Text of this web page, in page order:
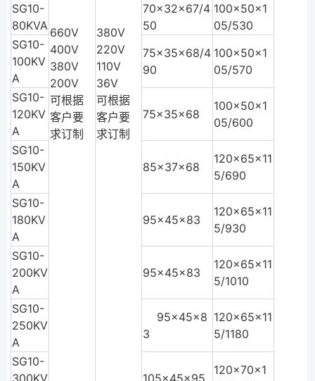
660V
400V
380V
200V
可根据
客户要
求订制
380V
220V
110V
36V
可根据
客户要
求订制
SG10-
80KVA
70×32×67/4
50
100×50×1
05/530
SG10-
100KV
A
75×35×68/4
90
100×50×1
05/570
SG10-
120KV
A
75×35×68
100×50×1
05/600
SG10-
150KV
A
85×37×68
120×65×11
5/690
SG10-
180KV
A
95×45×83
120×65×11
5/930
SG10-
200KV
A
95×45×83
120×65×11
5/1010
SG10-
250KV
A
95×45×8
3
120×65×11
5/1180
SG10-
300KV
105×45×95
120×70×1